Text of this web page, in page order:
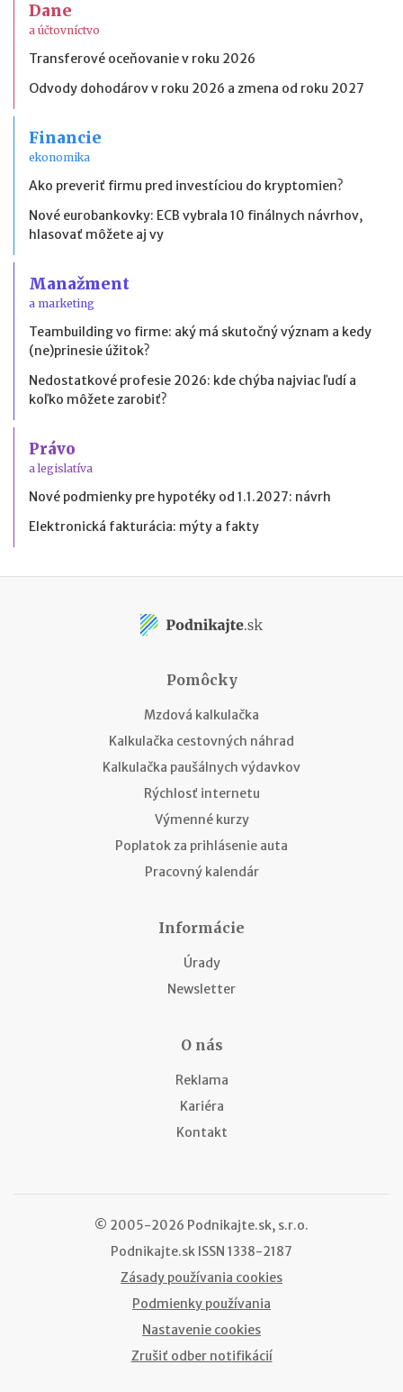
Dane
a účtovníctvo
Transferové oceňovanie v roku 2026
Odvody dohodárov v roku 2026 a zmena od roku 2027
Financie
ekonomika
Ako preveriť firmu pred investíciou do kryptomien?
Nové eurobankovky: ECB vybrala 10 finálnych návrhov,
hlasovať môžete aj vy
Manažment
a marketing
Teambuilding vo firme: aký má skutočný význam a kedy
(ne)prinesie úžitok?
Nedostatkové profesie 2026: kde chýba najviac ľudí a
koľko môžete zarobiť?
Právo
a legislatíva
Nové podmienky pre hypotéky od 1.1.2027: návrh
Elektronická fakturácia: mýty a fakty
Pomôcky
Mzdová kalkulačka
Kalkulačka cestovných náhrad
Kalkulačka paušálnych výdavkov
Rýchlosť internetu
Výmenné kurzy
Poplatok za prihlásenie auta
Pracovný kalendár
Informácie
Úrady
Newsletter
O nás
Reklama
Kariéra
Kontakt
© 2005-2026 Podnikajte.sk, s.r.o.
Podnikajte.sk ISSN 1338-2187
Zásady používania cookies
Podmienky používania
Nastavenie cookies
Zrušiť odber notifikácií